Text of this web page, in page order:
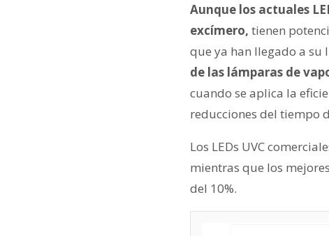
Aunque los actuales
excímero, tienen
que ya han llegado a su
de las lámparas de
cuando se aplica la
reducciones del tiempo
Los LEDs UVC
mientras que los
del 10%.